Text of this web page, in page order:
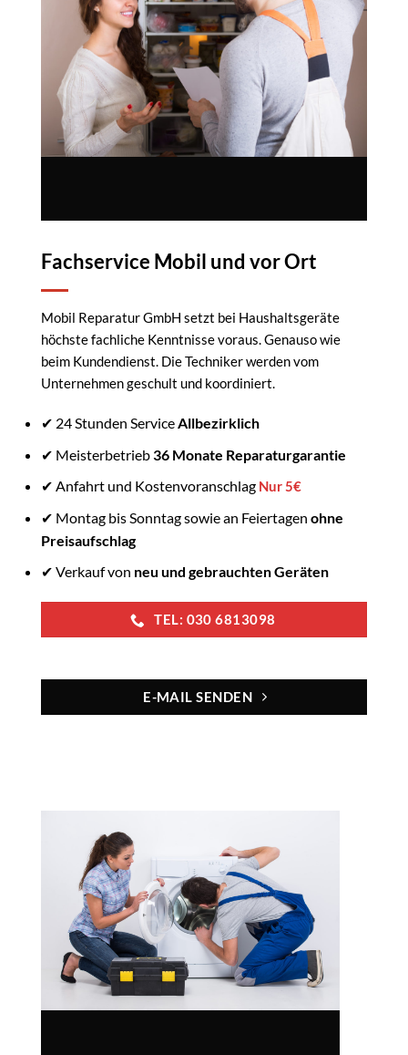
Fachservice Mobil und vor Ort
Mobil Reparatur GmbH setzt bei Haushaltsgeräte
höchste fachliche Kenntnisse voraus. Genauso wie
beim Kundendienst. Die Techniker werden vom
Unternehmen geschult und koordiniert.
✔ 24 Stunden ServiceAllbezirklich
✔ Meisterbetrieb36 Monate Reparaturgarantie
✔ Anfahrt und Kostenvoranschlag Nur 5€
✔ Montag bis Sonntag sowie an Feiertagen ohne
Preisaufschlag
✔ Verkauf von neu und gebrauchten Geräten
TEL: 030 6813098
E-MAIL SENDEN